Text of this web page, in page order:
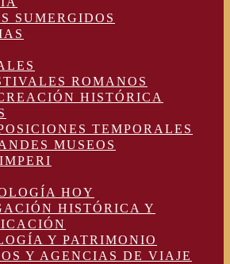
SUMERGIDOS
ROMANOS
HISTÓRICA
TEMPORALES
MUSEOS
HOY
HISTÓRICA Y
Y PATRIMONIO
Y AGENCIAS DE VIAJE